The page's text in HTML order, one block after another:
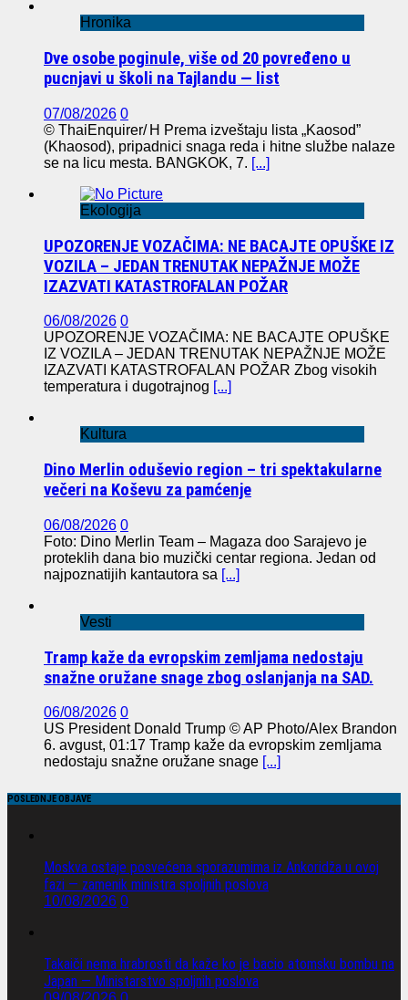
Hronika
Dve osobe poginule, više od 20 povređeno u
pucnjavi u školi na Tajlandu — list
07/08/2026 0
© ThaiEnquirer/ H Prema izveštaju lista „Kaosod”
(Khaosod), pripadnici snaga reda i hitne službe nalaze
se na licu mesta. BANGKOK, 7. [...]
Ekologija
UPOZORENJE VOZAČIMA: NE BACAJTE OPUŠKE IZ
VOZILA – JEDAN TRENUTAK NEPAŽNJE MOŽE
IZAZVATI KATASTROFALAN POŽAR
06/08/2026 0
UPOZORENJE VOZAČIMA: NE BACAJTE OPUŠKE
IZ VOZILA – JEDAN TRENUTAK NEPAŽNJE MOŽE
IZAZVATI KATASTROFALAN POŽAR Zbog visokih
temperatura i dugotrajnog [...]
Kultura
Dino Merlin oduševio region – tri spektakularne
večeri na Koševu za pamćenje
06/08/2026 0
Foto: Dino Merlin Team – Magaza doo Sarajevo je
proteklih dana bio muzički centar regiona. Jedan od
najpoznatijih kantautora sa [...]
Vesti
Tramp kaže da evropskim zemljama nedostaju
snažne oružane snage zbog oslanjanja na SAD.
06/08/2026 0
US President Donald Trump © AP Photo/Alex Brandon
6. avgust, 01:17 Tramp kaže da evropskim zemljama
nedostaju snažne oružane snage [...]
POSLEDNJE OBJAVE
Moskva ostaje posvećena sporazumima iz Ankoridža u ovoj
fazi — zamenik ministra spoljnih poslova
10/08/2026 0
Takaiči nema hrabrosti da kaže ko je bacio atomsku bombu na
Japan — Ministarstvo spoljnih poslova